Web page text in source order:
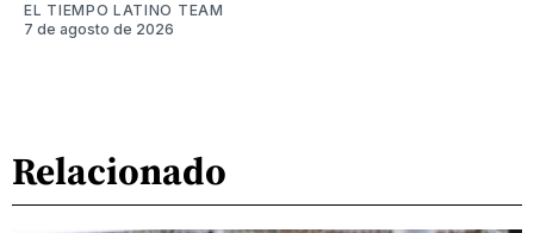
EL TIEMPO LATINO TEAM
7 de agosto de 2026
Relacionado